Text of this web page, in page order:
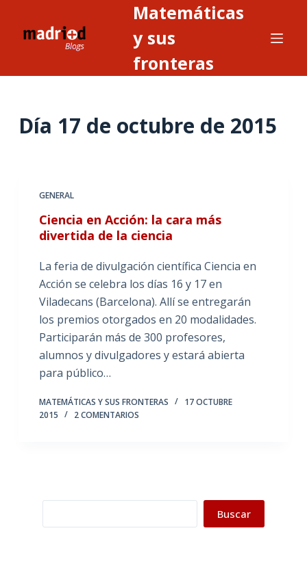
Matemáticas
y sus
fronteras
Día 17 de octubre de 2015
GENERAL
Ciencia en Acción: la cara más
divertida de la ciencia
La feria de divulgación científica Ciencia en
Acción se celebra los días 16 y 17 en
Viladecans (Barcelona). Allí se entregarán
los premios otorgados en 20 modalidades.
Participarán más de 300 profesores,
alumnos y divulgadores y estará abierta
para público…
MATEMÁTICAS Y SUS FRONTERAS
17 OCTUBRE
2015
2 COMENTARIOS
Buscar